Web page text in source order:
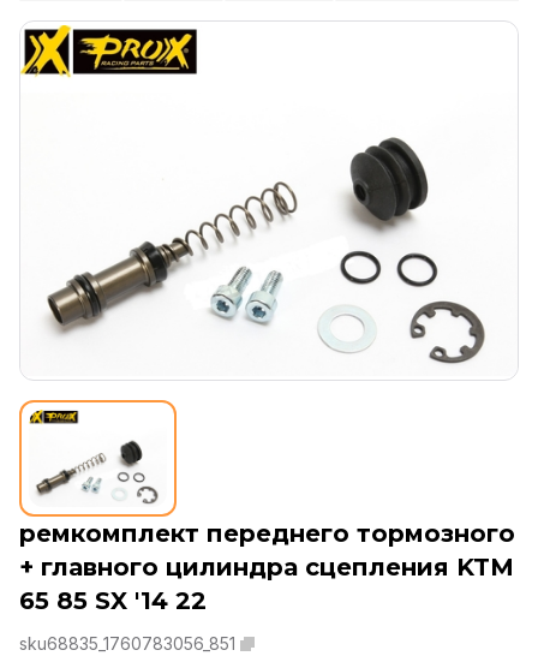
ремкомплект переднего тормозного
+ главного цилиндра сцепления KTM
65 85 SX '14 22
sku68835_1760783056_851